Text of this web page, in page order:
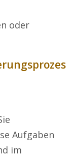
oder
Aufgaben
im